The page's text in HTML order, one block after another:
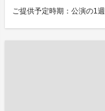
ご提供予定時期：公演の1